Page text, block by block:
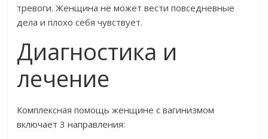
тревоги. Женщина не может вести повседневные
дела и плохо себя чувствует.
Диагностика и
лечение
Комплексная помощь женщине с вагинизмом
включает 3 направления: